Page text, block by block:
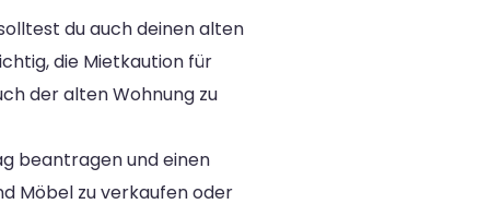
du auch deinen alten
die Mietkaution für
der alten Wohnung zu
beantragen und einen
Möbel zu verkaufen oder